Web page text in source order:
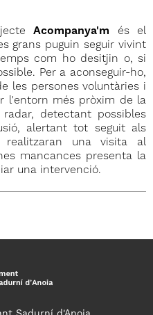
Acompanya'm és el
grans puguin seguir vivint
com ho desitjin o, si
Per a aconseguir-ho,
les persones voluntàries i
l'entorn més pròxim de la
detectant possibles
alertant tot seguit als
realitzaran una visita al
mancances presenta la
una intervenció.